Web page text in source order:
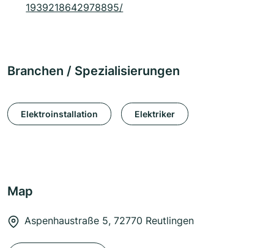
1939218642978895/
Branchen / Spezialisierungen
Elektroinstallation Elektriker
Map
Aspenhaustraße 5, 72770 Reutlingen